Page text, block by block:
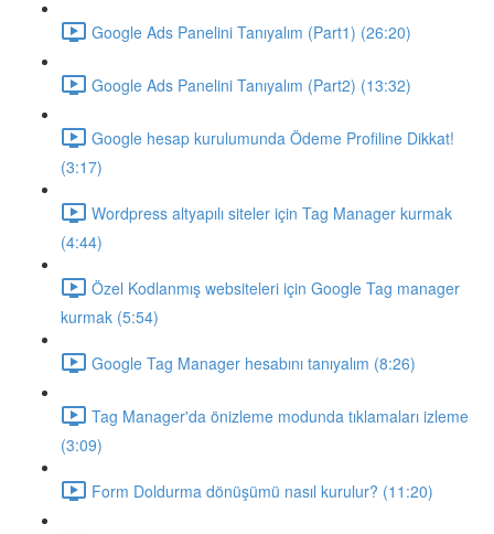
Google Ads Panelini Tanıyalım (Part1) (26:20)
Google Ads Panelini Tanıyalım (Part2) (13:32)
Google hesap kurulumunda Ödeme Profiline Dikkat!
(3:17)
Wordpress altyapılı siteler için Tag Manager kurmak
(4:44)
Özel Kodlanmış websiteleri için Google Tag manager
kurmak (5:54)
Google Tag Manager hesabını tanıyalım (8:26)
Tag Manager'da önizleme modunda tıklamaları izleme
(3:09)
Form Doldurma dönüşümü nasıl kurulur? (11:20)